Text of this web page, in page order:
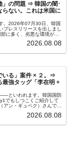
」の問題 ⇒ 韓国の闇･
らない。これは米国に
。2026年07月30日、韓国
プレスリリースを出しまし
に多く、劣悪な環境が一
。これは、いわゆる「塩田
2026.08.08
いる」案件 × ２。⇒
最強タッグ「李在明 +
といわれます。韓国国防
でもしつこくご紹介して
アン・ギュベク）さんで
がり」の国防部長官安圭伯
2026.08.08